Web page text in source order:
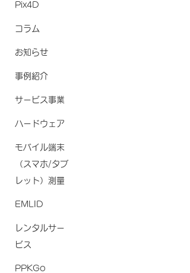
Pix4D
コラム
お知らせ
事例紹介
サービス事業
ハードウェア
モバイル端末
（スマホ/タブ
レット）測量
EMLID
レンタルサー
ビス
PPKGo